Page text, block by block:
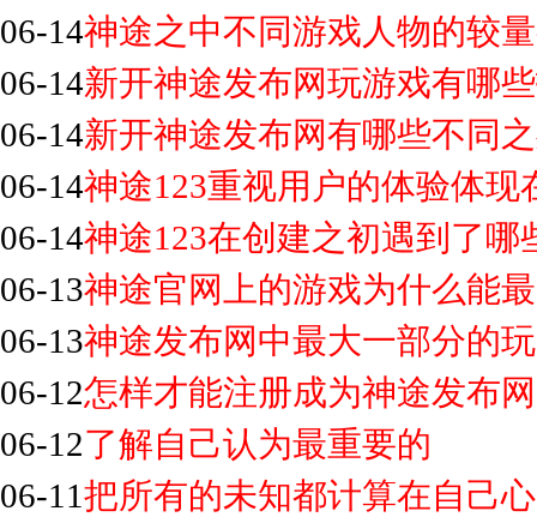
06-14神途之中不同游戏人物的较
06-14新开神途发布网玩游戏有哪
06-14新开神途发布网有哪些不同
06-14神途123重视用户的体验体现
06-14神途123在创建之初遇到了哪
06-13神途官网上的游戏为什么能
06-13神途发布网中最大一部分的
06-12怎样才能注册成为神途发布
06-12了解自己认为最重要的
06-11把所有的未知都计算在自己